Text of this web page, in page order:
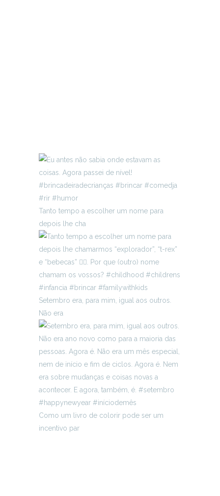
Tanto tempo a escolher um nome para
depois lhe cha
Setembro era, para mim, igual aos outros.
Não era
Como um livro de colorir pode ser um
incentivo par